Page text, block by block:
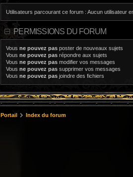
Utilisateurs parcourant ce forum : Aucun utilisateur
PERMISSIONS DU FORUM
Vous ne pouvez pas poster de nouveaux sujets
Vous ne pouvez pas répondre aux sujets
Vous ne pouvez pas modifier vos messages
Vous ne pouvez pas supprimer vos messages
Vous ne pouvez pas joindre des fichiers
Portail Index du forum